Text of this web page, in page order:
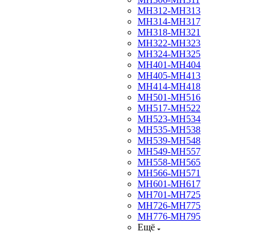
МН312-МН313
МН314-МН317
МН318-МН321
МН322-МН323
МН324-МН325
МН401-МН404
МН405-МН413
МН414-МН418
МН501-МН516
МН517-МН522
МН523-МН534
МН535-МН538
МН539-МН548
МН549-МН557
МН558-МН565
МН566-МН571
МН601-МН617
МН701-МН725
МН726-МН775
МН776-МН795
Ещё